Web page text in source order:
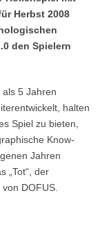
Herbst 2008
den Spielern
als 5 Jahren
halten
Spiel zu bieten,
Know-
Jahren
„Tot“, der
DOFUS.